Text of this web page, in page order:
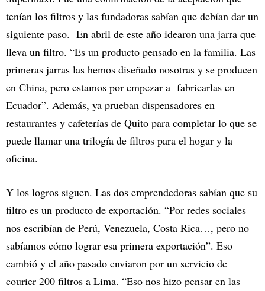
tenían los filtros y las fundadoras sabían que debían dar un
siguiente paso. En abril de este año idearon una jarra que
lleva un filtro. “Es un producto pensado en la familia. Las
primeras jarras las hemos diseñado nosotras y se producen
en China, pero estamos por empezar a fabricarlas en
Ecuador”. Además, ya prueban dispensadores en
restaurantes y cafeterías de Quito para completar lo que se
puede llamar una trilogía de filtros para el hogar y la
oficina.
Y los logros siguen. Las dos emprendedoras sabían que su
filtro es un producto de exportación. “Por redes sociales
nos escribían de Perú, Venezuela, Costa Rica…, pero no
sabíamos cómo lograr esa primera exportación”. Eso
cambió y el año pasado enviaron por un servicio de
courier 200 filtros a Lima. “Eso nos hizo pensar en las